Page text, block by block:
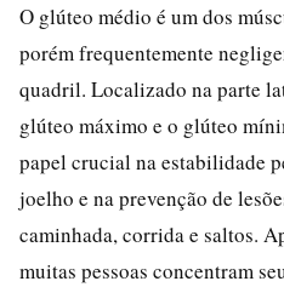
O glúteo médio é um dos
porém frequentemente
quadril. Localizado na parte
glúteo máximo e o glúteo
papel crucial na estabilidade
joelho e na prevenção de
caminhada, corrida e saltos.
muitas pessoas concentram